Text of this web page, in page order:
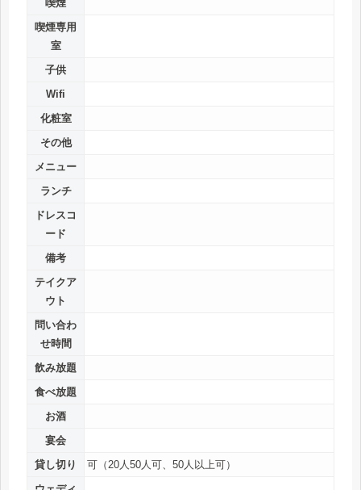
喫煙
喫煙専用
室
子供
Wifi
化粧室
その他
メニュー
ランチ
ドレスコ
ード
備考
テイクア
ウト
問い合わ
せ時間
飲み放題
食べ放題
お酒
宴会
貸し切り
可（20人50人可、50人以上可）